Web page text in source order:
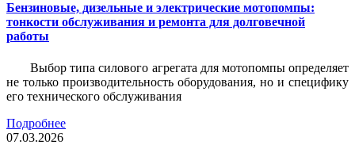
Бензиновые, дизельные и электрические мотопомпы:
тонкости обслуживания и ремонта для долговечной
работы
Выбор типа силового агрегата для мотопомпы определяет
не только производительность оборудования, но и специфику
его технического обслуживания
Подробнее
07.03.2026